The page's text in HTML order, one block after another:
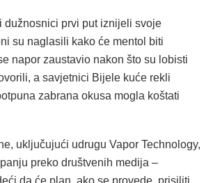
dužnosnici prvi put iznijeli svoje
su naglasili kako će mentol biti
napor zaustavio nakon što su lobisti
a savjetnici Bijele kuće rekli
zabrana okusa mogla koštati
uključujući udrugu Vapor Technology,
preko društvenih medija –
da će plan, ako se provede, prisiliti